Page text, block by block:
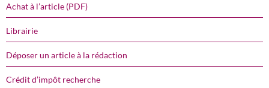
Achat à l’article (PDF)
Librairie
Déposer un article à la rédaction
Crédit d’impôt recherche